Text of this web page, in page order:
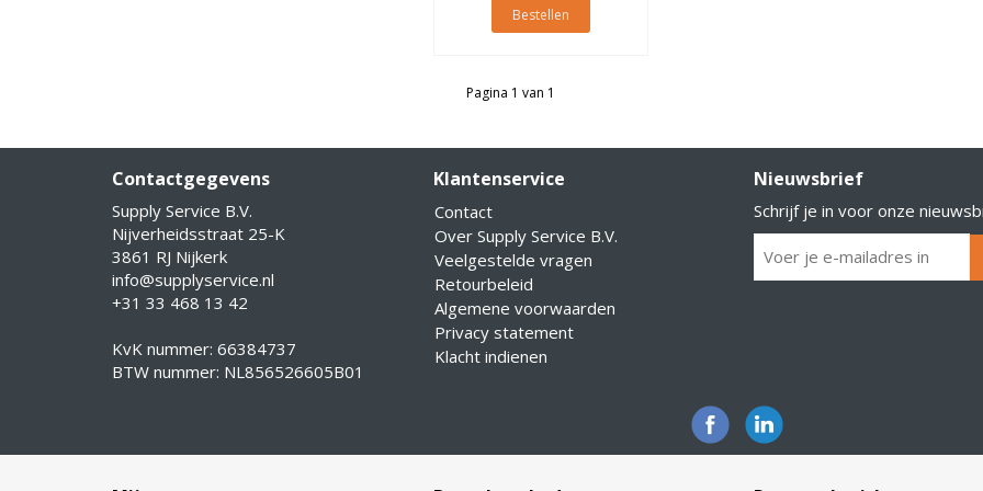
Bestellen
Pagina 1 van 1
Contactgegevens
Supply Service B.V.
Nijverheidsstraat 25-K
3861 RJ Nijkerk
info@supplyservice.nl
+31 33 468 13 42
KvK nummer: 66384737
BTW nummer: NL856526605B01
Klantenservice
Contact
Over Supply Service B.V.
Veelgestelde vragen
Retourbeleid
Algemene voorwaarden
Privacy statement
Klacht indienen
Nieuwsbrief
Schrijf je in voor onze